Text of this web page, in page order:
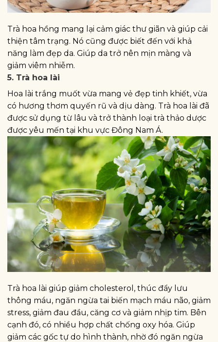
Trà hoa hồng mang lại cảm giác thư giãn và giúp cải
thiện tâm trạng. Nó cũng được biết đến với khả
năng làm đẹp da. Giúp da trở nên mịn màng và
giảm viêm nhiễm.
5. Trà hoa lài
Hoa lài trắng muốt vừa mang vẻ đẹp tinh khiết, vừa
có hương thơm quyến rũ và dịu dàng. Trà hoa lài đã
được sử dụng từ lâu và trở thành loại trà thảo dược
được yêu mến tại khu vực Đông Nam Á.
Trà hoa lài giúp giảm cholesterol, thúc đẩy lưu
thông máu, ngăn ngừa tai biến mạch máu não, giảm
stress, giảm đau đầu, căng cơ và giảm nhịp tim. Bên
cạnh đó, có nhiều hợp chất chống oxy hóa. Giúp
giảm các gốc tự do hình thành, nhờ đó ngăn ngừa